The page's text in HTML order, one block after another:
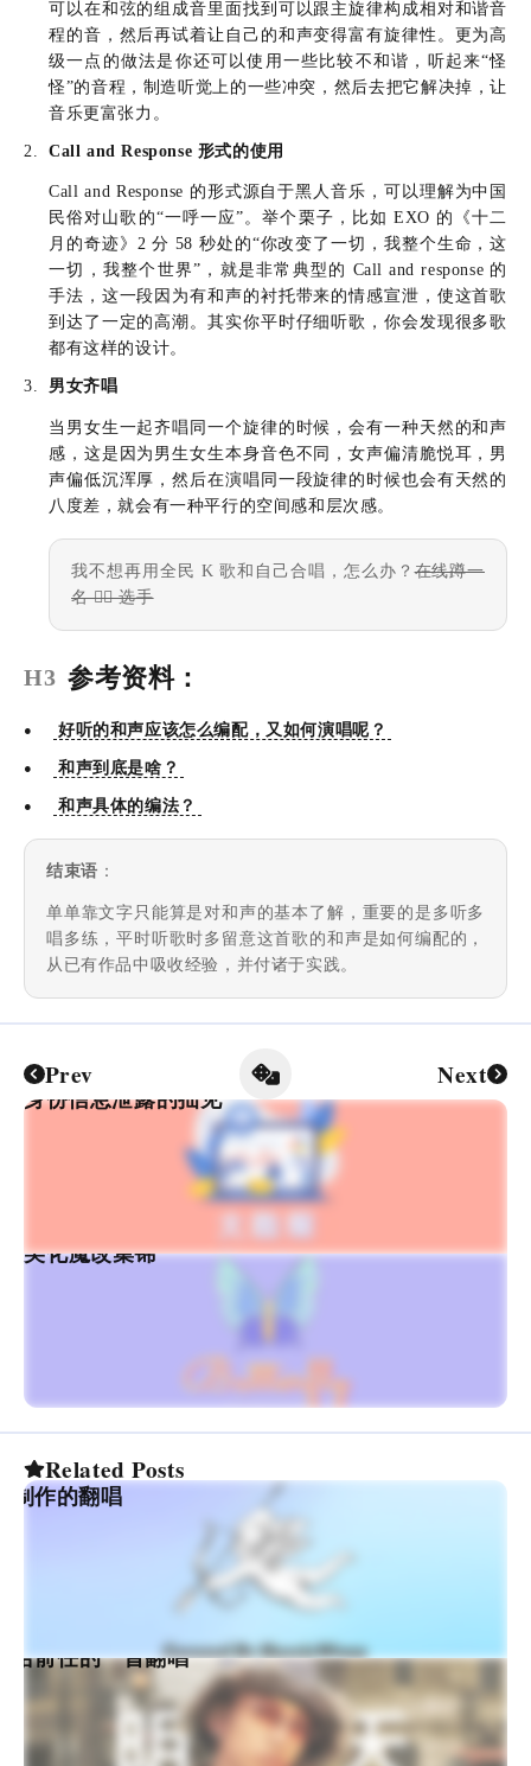
📕知识笔记
和声那
可以在和弦的组成音里面找到可以跟主旋律构成相对和谐音
程的音，然后再试着让自己的和声变得富有旋律性。更为高
级一点的做法是你还可以使用一些比较不和谐，听起来“怪
怪”的音程，制造听觉上的一些冲突，然后去把它解决掉，让
音乐更富张力。
Call and Response 形式的使用
Call and Response 的形式源自于黑人音乐，可以理解为中国
民俗对山歌的“一呼一应”。举个栗子，比如 EXO 的《十二
月的奇迹》2 分 58 秒处的“你改变了一切，我整个生命，这
一切，我整个世界”，就是非常典型的 Call and response 的
手法，这一段因为有和声的衬托带来的情感宣泄，使这首歌
到达了一定的高潮。其实你平时仔细听歌，你会发现很多歌
都有这样的设计。
男女齐唱
当男女生一起齐唱同一个旋律的时候，会有一种天然的和声
感，这是因为男生女生本身音色不同，女声偏清脆悦耳，男
声偏低沉浑厚，然后在演唱同一段旋律的时候也会有天然的
八度差，就会有一种平行的空间感和层次感。
我不想再用全民 K 歌和自己合唱，怎么办？在线蹲一
名 🙋‍♀️ 选手
H3 参考资料：
好听的和声应该怎么编配，又如何演唱呢？
和声到底是啥？
和声具体的编法？
结束语 ：
单单靠文字只能算是对和声的基本了解，重要的是多听多
唱多练，平时听歌时多留意这首歌的和声是如何编配的，
从已有作品中吸收经验，并付诸于实践。
Prev Next
身份信息泄露的拙见
美化魔改集锦
Related Posts
平台发布人生中第
制作的翻唱
前任的一首翻唱